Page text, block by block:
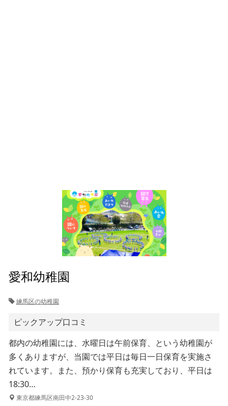
愛和幼稚園
練馬区の幼稚園
ピックアップ口コミ
都内の幼稚園には、水曜日は午前保育、という幼稚園が
多くありますが、当園では平日は毎日一日保育を実施さ
れています。また、預かり保育も充実しており、平日は
18:30…
東京都練馬区南田中2-23-30